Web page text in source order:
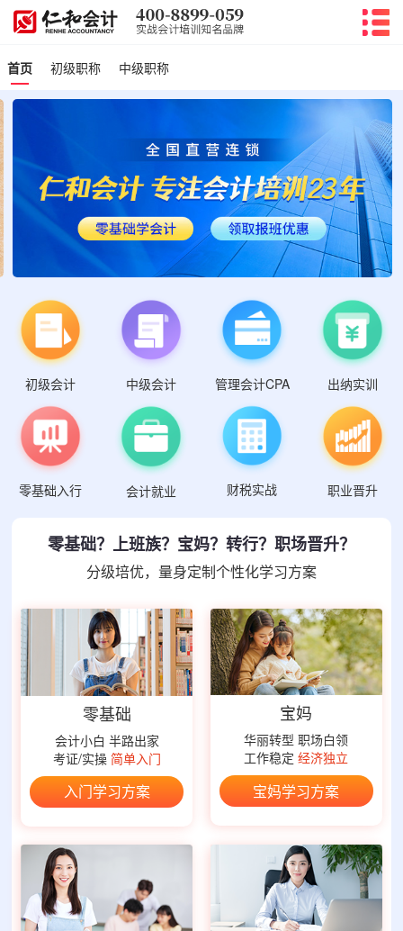
首页 初级职称 中级职称
初级会计 中级会计 管理会计CPA 出纳实训
零基础入行 会计就业 财税实战 职业晋升
零基础？上班族？宝妈？转行？职场晋升？
分级培优，量身定制个性化学习方案
零基础
会计小白 半路出家
考证/实操 简单入门
入门学习方案
宝妈
华丽转型 职场白领
工作稳定经济独立
宝妈学习方案